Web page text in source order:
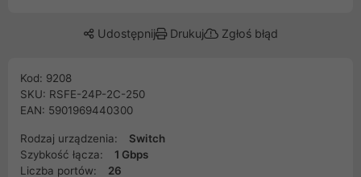
Udostępnij Drukuj Zgłoś błąd
Kod: 9208
SKU: RSFE-24P-2C-250
EAN: 5901969440300
Rodzaj urządzenia:
Switch
Szybkość łącza:
1 Gbps
Liczba portów:
26